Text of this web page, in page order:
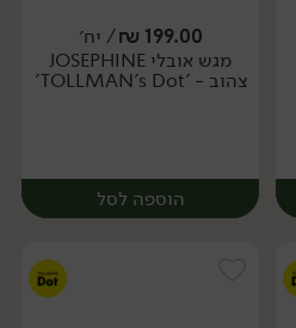
יח׳
199.00
₪/ יח׳
מגש אובלי JOSEPHINE
צהוב - 'TOLLMAN's Dot'
הוספה לסל